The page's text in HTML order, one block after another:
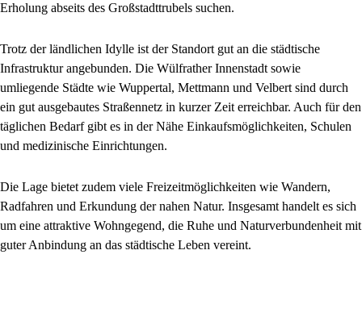
Erholung abseits des Großstadttrubels suchen.
Trotz der ländlichen Idylle ist der Standort gut an die städtische
Infrastruktur angebunden. Die Wülfrather Innenstadt sowie
umliegende Städte wie Wuppertal, Mettmann und Velbert sind durch
ein gut ausgebautes Straßennetz in kurzer Zeit erreichbar. Auch für den
täglichen Bedarf gibt es in der Nähe Einkaufsmöglichkeiten, Schulen
und medizinische Einrichtungen.
Die Lage bietet zudem viele Freizeitmöglichkeiten wie Wandern,
Radfahren und Erkundung der nahen Natur. Insgesamt handelt es sich
um eine attraktive Wohngegend, die Ruhe und Naturverbundenheit mit
guter Anbindung an das städtische Leben vereint.